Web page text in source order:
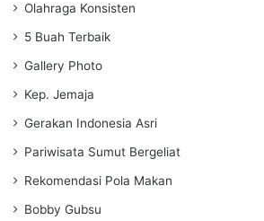
Olahraga Konsisten
5 Buah Terbaik
Gallery Photo
Kep. Jemaja
Gerakan Indonesia Asri
Pariwisata Sumut Bergeliat
Rekomendasi Pola Makan
Bobby Gubsu